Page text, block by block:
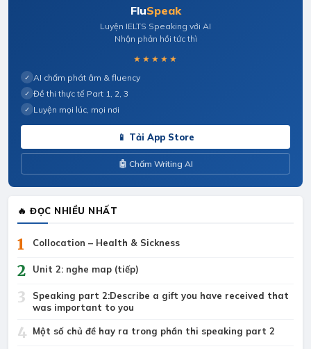
FluSpeak
Luyện IELTS Speaking với AI
Nhận phản hồi tức thì
★★★★★
✓ AI chấm phát âm & fluency
✓ Đề thi thực tế Part 1, 2, 3
✓ Luyện mọi lúc, mọi nơi
📱 Tải App Store
🤖 Chấm Writing AI
🔥 ĐỌC NHIỀU NHẤT
1 Collocation – Health & Sickness
2 Unit 2: nghe map (tiếp)
3
Speaking part 2:Describe a gift you have received that
was important to you
4 Một số chủ đề hay ra trong phần thi speaking part 2